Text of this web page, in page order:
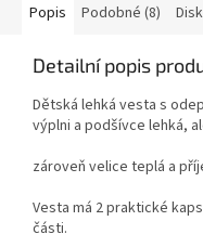
Popis Podobné (8)
Detailní popis
Dětská lehká vesta s
výplni a podšívce lehká,
zároveň velice teplá a
Vesta má 2 praktické
části.